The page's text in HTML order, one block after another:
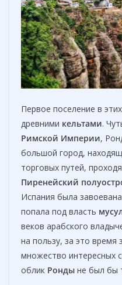
Первое поселение в
древними кельтами.
Римской Империи,
большой город,
торговых путей,
Пиренейский
Испания была
попала под власть
веков арабского
на пользу, за это время
множество интересных
облик Ронды не был бы